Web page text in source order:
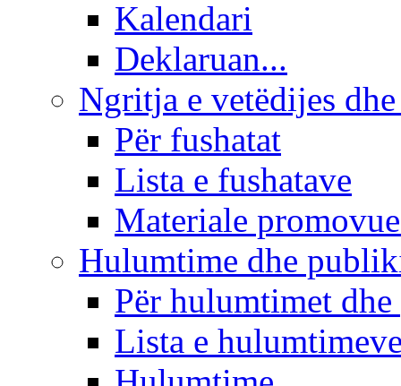
Kalendari
Deklaruan...
Ngritja e vetëdijes
Për fushatat
Lista e fushatave
Materiale
Hulumtime dhe
Për hulumtimet
Lista e